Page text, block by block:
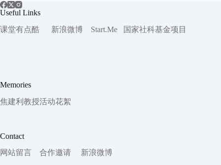
Useful Links
课堂有点酷
新浪微博 Start.Me 国家社科基金项目
Memories
焦建利教授活动花絮
Contact
网站留言
合作邀请 新浪微博